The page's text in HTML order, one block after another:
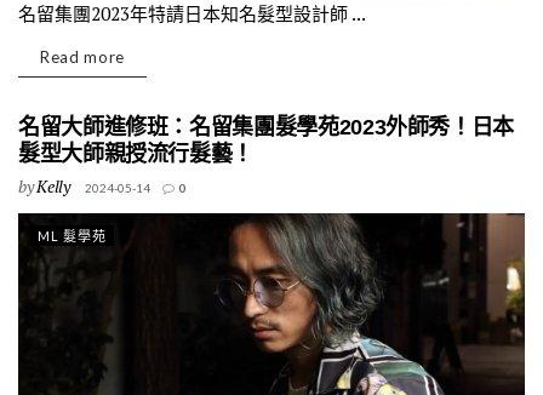
名留集團2023年特請日本知名髮型設計師 ...
Read more
名留大師進修班：名留集團髮學苑2023外師秀！日本
髮型大師親授流行髮藝！
byKelly 2024-05-14 0
ML 髮學苑